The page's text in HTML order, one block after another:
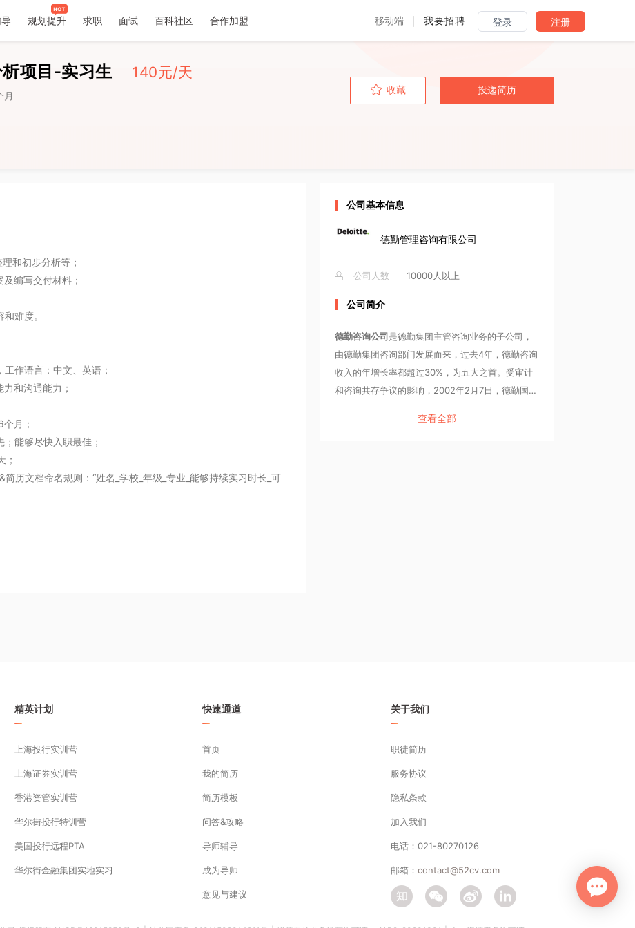
规划提升 求职 面试 百科社区 合作加盟 移动端 我要招聘 登录 注册
项目-实习生 140元/天
月 收藏 投递简历
和初步分析等；
编写交付材料；
难度。
作语言：中文、英语；
和沟通能力；
月；
能够尽快入职最佳；
；
历文档命名规则：“姓名_学校_年级_专业_能够持续实习时长_可
公司基本信息
德勤管理咨询有限公司
公司人数 10000人以上
公司简介
德勤咨询公司是德勤集团主管咨询业务的子公司，
由德勤集团咨询部门发展而来，过去4年，德勤咨询
收入的年增长率都超过30%，为五大之首。受审计
和咨询共存争议的影响，2002年2月7日，德勤国际
团而成为完全独立的咨询公司。德勤咨询分支机构
查看全部
精英计划
上海投行实训营
上海证券实训营
香港资管实训营
华尔街投行特训营
美国投行远程PTA
华尔街金融集团实地实习
快速通道
首页
我的简历
简历模板
问答&攻略
导师辅导
成为导师
意见与建议
关于我们
职徒简历
服务协议
隐私条款
加入我们
电话：021-80270126
邮箱： contact@52cv.com